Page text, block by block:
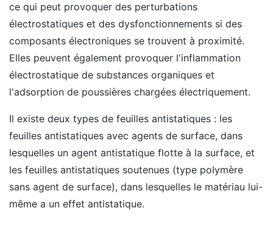
ce qui peut provoquer des perturbations
électrostatiques et des dysfonctionnements si des
composants électroniques se trouvent à proximité.
Elles peuvent également provoquer l'inflammation
électrostatique de substances organiques et
l'adsorption de poussières chargées électriquement.
Il existe deux types de feuilles antistatiques : les
feuilles antistatiques avec agents de surface, dans
lesquelles un agent antistatique flotte à la surface, et
les feuilles antistatiques soutenues (type polymère
sans agent de surface), dans lesquelles le matériau lui-
même a un effet antistatique.